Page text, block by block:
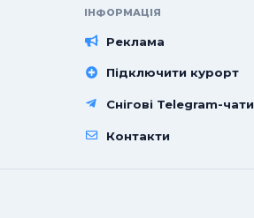
завершити у 2026 році,
ІНФОРМАЦІЯ
Реклама
Підключити курорт
Снігові Telegram-чати
Контакти